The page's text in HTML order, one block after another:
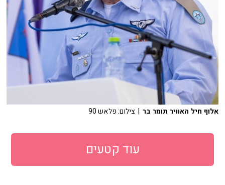
אלוף חיל האוויר תומר בר | צילום: פלאש 90
עוד קטעים